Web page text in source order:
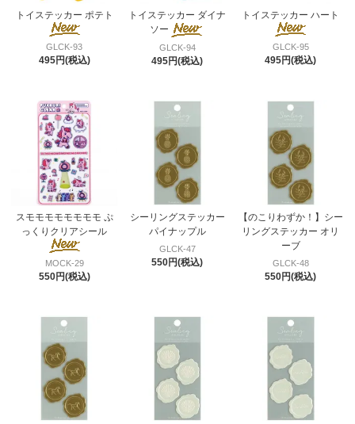
トイステッカー ポテト
GLCK-93
495円(税込)
トイステッカー ダイナ
ソー
GLCK-94
495円(税込)
トイステッカー ハート
GLCK-95
495円(税込)
スモモモモモモモモ ぷ
っくりクリアシール
MOCK-29
550円(税込)
シーリングステッカー
パイナップル
GLCK-47
550円(税込)
【のこりわずか！】シー
リングステッカー オリ
ーブ
GLCK-48
550円(税込)